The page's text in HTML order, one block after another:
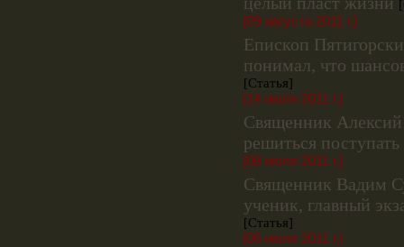
[09 августа 2011 г.]
Епископ
понимал, что
[Статья]
[14 июля 2011 г.]
Священник
решиться поступать
[08 июля 2011 г.]
Священник Вадим
ученик, главный
[Статья]
[06 июля 2011 г.]